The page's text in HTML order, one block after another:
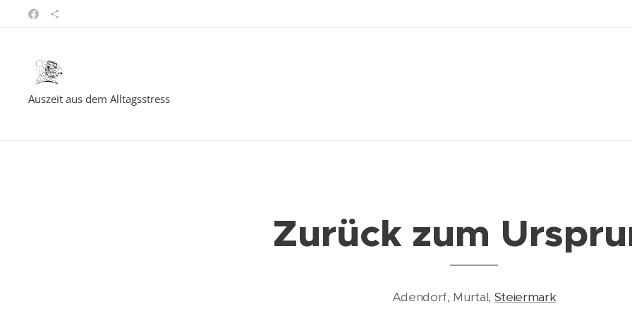
Auszeit aus dem Alltagsstress
Zurück zum
Adendorf, Murtal, Steiermark